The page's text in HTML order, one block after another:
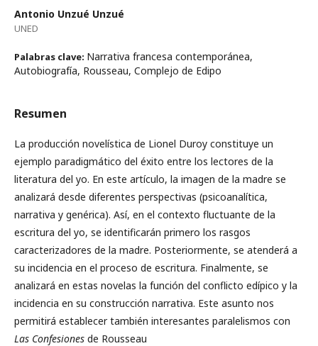
Antonio Unzué Unzué
UNED
Palabras clave: Narrativa francesa contemporánea,
Autobiografía, Rousseau, Complejo de Edipo
Resumen
La producción novelística de Lionel Duroy constituye un
ejemplo paradigmático del éxito entre los lectores de la
literatura del yo. En este artículo, la imagen de la madre se
analizará desde diferentes perspectivas (psicoanalítica,
narrativa y genérica). Así, en el contexto fluctuante de la
escritura del yo, se identificarán primero los rasgos
caracterizadores de la madre. Posteriormente, se atenderá a
su incidencia en el proceso de escritura. Finalmente, se
analizará en estas novelas la función del conflicto edípico y la
incidencia en su construcción narrativa. Este asunto nos
permitirá establecer también interesantes paralelismos con
Las Confesiones de Rousseau